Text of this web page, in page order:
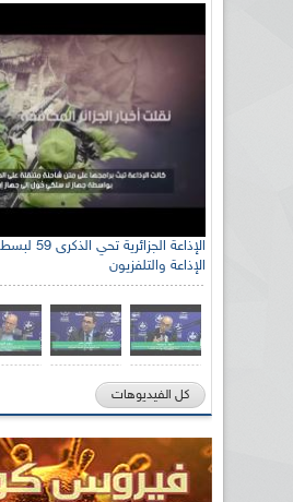
الإذاعة
الإذاعة والتلفزيون
كل الفيديوهات